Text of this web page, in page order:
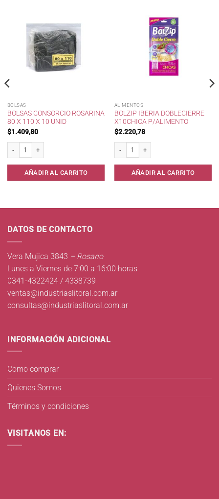
BOLSAS
BOLSAS CONSORCIO ROSARINA
80 X 110 X 10 UNID
$1.409,80
Bolsas consorcio Rosarina 80 x 110 x 10 unid cantidad
AÑADIR AL CARRITO
ALIMENTOS
BOLZIP IBERIA DOBLECIERRE
X10CHICA P/ALIMENTO
$2.220,78
Bolzip IBERIA DobleCierre x10Chica p/
AÑADIR AL CARRITO
cantidad
DATOS DE CONTACTO
Vera Mujica 3843 – Rosario
Lunes a Viernes de 7:00 a 16:00 horas
0341-4322424 / 4338739
ventas@industriaslitoral.com.ar
consultas@industriaslitoral.com.ar
INFORMACIÓN ADICIONAL
Como comprar
Quienes Somos
Términos y condiciones
VISITANOS EN: